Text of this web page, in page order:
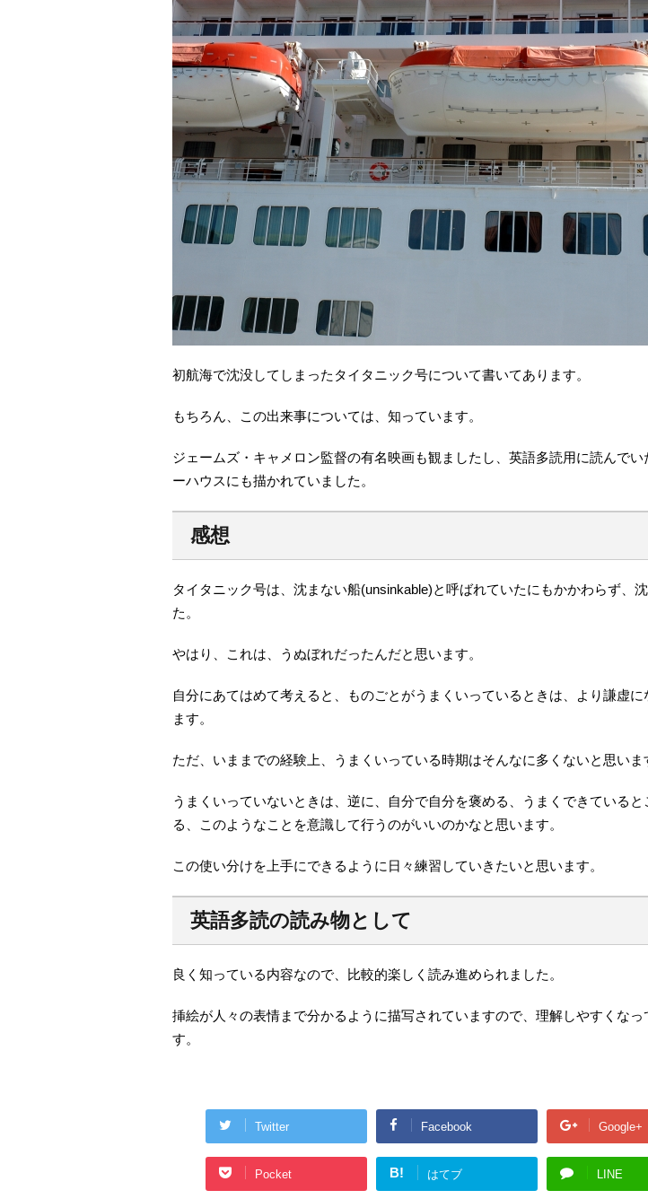
初航海で沈没してしまったタイタニック号について書いてあります。
もちろん、この出来事については、知っています。
ジェームズ・キャメロン監督の有名映画も観ましたし、英語多読用に読んでい
ーハウスにも描かれていました。
感想
タイタニック号は、沈まない船(unsinkable)と呼ばれていたにもかかわらず、
た。
やはり、これは、うぬぼれだったんだと思います。
自分にあてはめて考えると、ものごとがうまくいっているときは、より謙虚に
ます。
ただ、いままでの経験上、うまくいっている時期はそんなに多くないと思いま
うまくいっていないときは、逆に、自分で自分を褒める、うまくできていると
る、このようなことを意識して行うのがいいのかなと思います。
この使い分けを上手にできるように日々練習していきたいと思います。
英語多読の読み物として
良く知っている内容なので、比較的楽しく読み進められました。
挿絵が人々の表情まで分かるように描写されていますので、理解しやすくなっ
す。
Twitter Facebook Google+
Pocket B! はてブ LINE